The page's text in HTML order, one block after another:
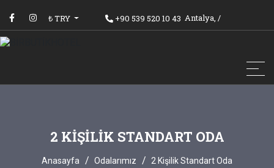
+90 539 520 10 43 Antalya, /
₺ TRY
2 KIŞILIK STANDART ODA
Anasayfa Odalarımız 2 Kişilik Standart Oda